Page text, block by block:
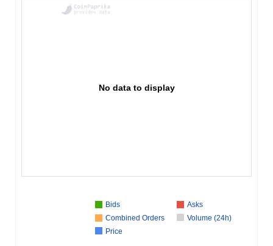
No data to display
Bids
Asks
Combined Orders
Volume (24h)
Price